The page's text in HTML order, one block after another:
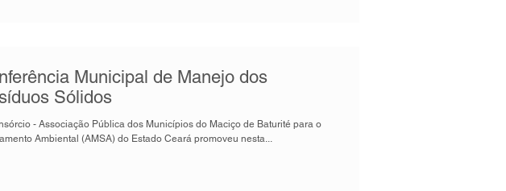
Municipal de Manejo dos
Sólidos
- Associação Pública dos Municípios do Maciço de Baturité para o
Ambiental (AMSA) do Estado Ceará promoveu nesta...